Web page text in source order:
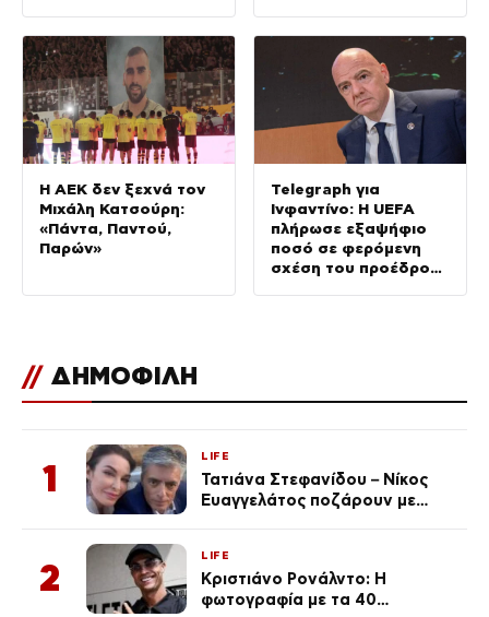
Η ΑΕΚ δεν ξεχνά τον
Μιχάλη Κατσούρη:
«Πάντα, Παντού,
Παρών»
Telegraph για
Ινφαντίνο: Η UEFA
πλήρωσε εξαψήφιο
ποσό σε φερόμενη
σχέση του προέδρου
// ΔΗΜΟΦΙΛΗ
1
LIFE
Τατιάνα Στεφανίδου – Νίκος
Ευαγγελάτος ποζάρουν με
2
LIFE
Κριστιάνο Ρονάλντο: Η
φωτογραφία με τα 40